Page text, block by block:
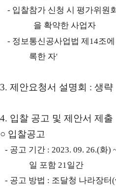
- 입찰참가 신청 시 평가위원
을 확약한 사업자
- 정보통신공사업법 제 14조
록한 자'
3. 제안요청서 설명회 : 생략
4. 입찰 공고 및 제안서 제출
○ 입찰공고
- 공고 기간 : 2023. 09. 26.(화)
일 포함 21 일간
- 공고 방법 : 조달청 나라장터(